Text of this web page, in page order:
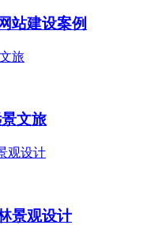
站建设案例
文旅
景观设计